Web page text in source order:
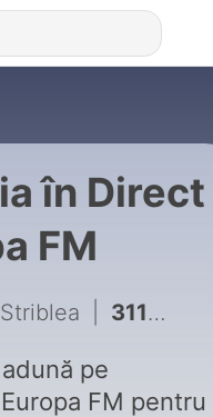
în Direct
FM
3110 - România în Direct: Grindeanu vs Mureșan? Pe cine să aleagă Nicușor?
pe
FM pentru